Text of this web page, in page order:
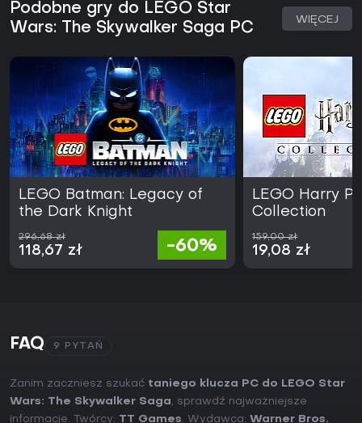
Podobne gry do LEGO Star
Wars: The Skywalker Saga PC
WIĘCEJ
LEGO Batman: Legacy of
the Dark Knight
296,68 zł
118,67 zł -60%
LEGO Harry
Collection
159,00 zł
19,08 zł
FAQ 9 PYTAŃ
Zanim zaczniesz szukać taniego klucza PC do LEGO Star
Wars: The Skywalker Saga, sprawdź najważniejsze
informacje. Twórcy: TT Games. Wydawca: Warner Bros.